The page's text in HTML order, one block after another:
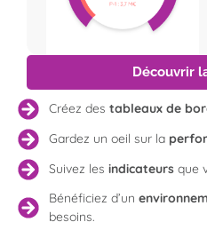
Découvrir
Créez des tableaux de
Gardez un oeil sur la
Suivez les indicateurs que
Bénéficiez d’un
besoins.